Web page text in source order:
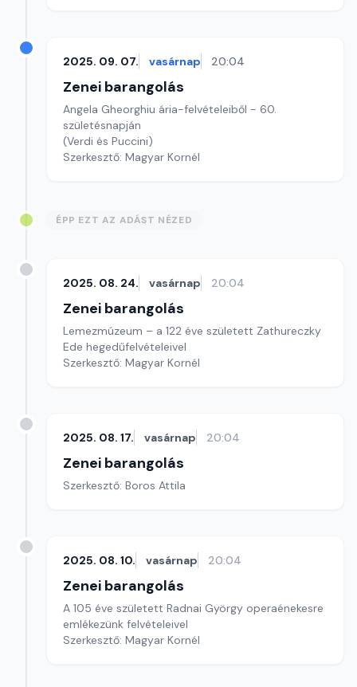
2025. 09. 07. vasárnap 20:04
Zenei barangolás
Angela Gheorghiu ária-felvételeiből - 60.
születésnapján
(Verdi és Puccini)
Szerkesztő: Magyar Kornél
ÉPP EZT AZ ADÁST NÉZED
2025. 08. 24. vasárnap 20:04
Zenei barangolás
Lemezmúzeum – a 122 éve született Zathureczky
Ede hegedűfelvételeivel
Szerkesztő: Magyar Kornél
2025. 08. 17. vasárnap 20:04
Zenei barangolás
Szerkesztő: Boros Attila
2025. 08. 10. vasárnap 20:04
Zenei barangolás
A 105 éve született Radnai György operaénekesre
emlékezünk felvételeivel
Szerkesztő: Magyar Kornél